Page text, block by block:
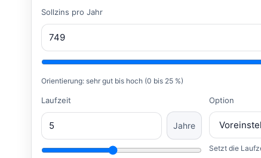
Sollzins pro Jahr
Orientierung: sehr gut bis hoch (0 bis 25 %)
Laufzeit
Jahre
Option
Setzt die